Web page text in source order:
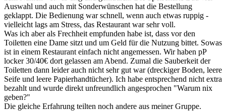
Auswahl und auch mit Sonderwünschen hat die Bestellung
geklappt. Die Bedienung war schnell, wenn auch etwas ruppig -
vielleicht lags am Stress, das Restaurant war sehr voll.
Was ich aber als Frechheit empfunden habe ist, dass vor den
Toiletten eine Dame sitzt und um Geld für die Nutzung bittet. Sowas
ist in einem Restaurant einfach nicht angemessen. Wir haben pP
locker 30/40€ dort gelassen am Abend. Zumal die Sauberkeit der
Toiletten dann leider auch nicht sehr gut war (dreckiger Boden, leere
Seife und leere Papierhandtücher). Ich habe entsprechend nicht extra
bezahlt und wurde direkt unfreundlich angesprochen "Warum nix
geben?"
Die gleiche Erfahrung teilten noch andere aus meiner Gruppe.